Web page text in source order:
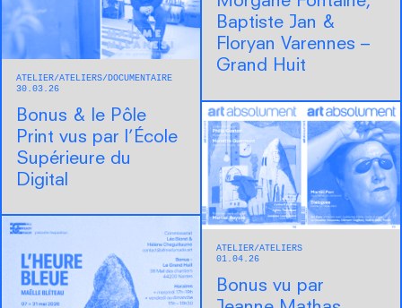
Baptiste Jan &
Floryan Varennes –
Grand Huit
ATELIER ATELIERS
DOCUMENTAIRE
30.03.26
Bonus & le Pôle
Print vus par l’École
Supérieure du
Digital
ATELIER ATELIERS
01.04.26
Bonus vu par